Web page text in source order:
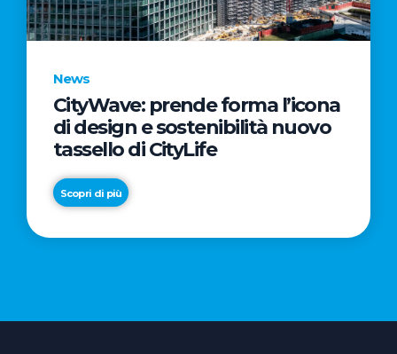
News
CityWave: prende forma l’icona
di design e sostenibilità nuovo
tassello di CityLife
Scopri di più
News
“Passione
il